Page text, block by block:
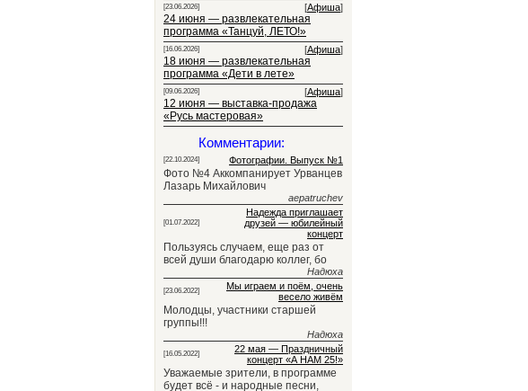
[23.06.2026] [Афиша]
24 июня — развлекательная
программа «Танцуй, ЛЕТО!»
[16.06.2026] [Афиша]
18 июня — развлекательная
программа «Дети в лете»
[09.06.2026] [Афиша]
12 июня — выставка-продажа
«Русь мастеровая»
Комментарии:
[22.10.2024] Фотографии. Выпуск №1
Фото №4 Аккомпанирует Урванцев
Лазарь Михайлович
aepatruchev
[01.07.2022]
Надежда приглашает
друзей — юбилейный
концерт
Пользуясь случаем, еще раз от
всей души благодарю коллег, бо
Надюха
[23.06.2022]
Мы играем и поём, очень
весело живём
Молодцы, участники старшей
группы!!!
Надюха
[16.05.2022]
22 мая — Праздничный
концерт «А НАМ 25!»
Уважаемые зрители, в программе
будет всё - и народные песни,